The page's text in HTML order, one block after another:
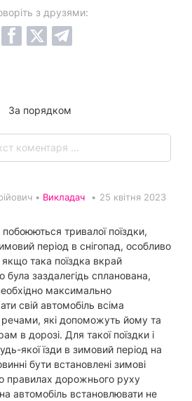
з друзями:
За порядком
• Викладач • 25 квітня 2023
побоюються тривалої поїздки,
період в снігопад, особливо
така поїздка вкрай
була заздалегідь спланована,
максимально
свій автомобіль всіма
речами, які допоможуть йому та
в дорозі. Для такої поїздки і
якої їзди в зимовий період на
бути встановлені зимові
правилах дорожнього руху
автомобіль встановлювати не